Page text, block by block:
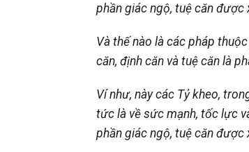
phần giác ngộ, tuệ căn
Và thế nào là các pháp
căn, định căn và tuệ căn là
Ví như, này các Tỷ kheo,
tức là về sức mạnh, tốc lực
phần giác ngộ, tuệ căn